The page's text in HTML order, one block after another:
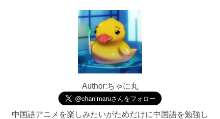
Author:ちゃに丸
中国語アニメを楽しみたいがためだけに中国語を勉強し